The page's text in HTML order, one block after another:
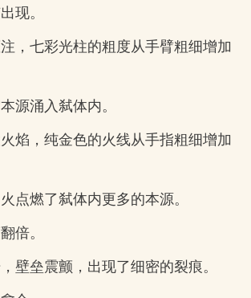
现。
，七彩光柱的粗度从手臂粗细增加
源涌入弑体内。
焰，纯金色的火线从手指粗细增加
点燃了弑体内更多的本源。
倍。
壁垒震颤，出现了细密的裂痕。